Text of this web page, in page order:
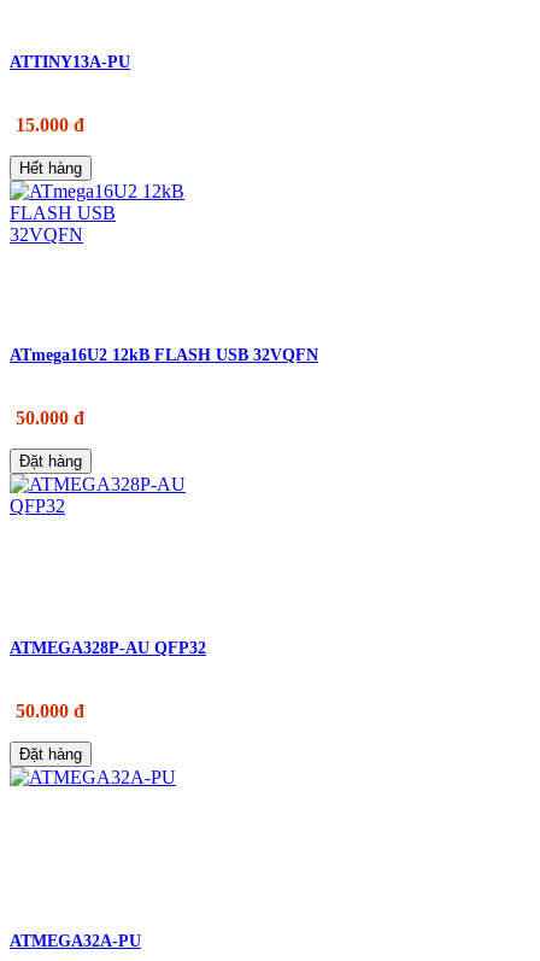
ATTINY13A-PU
15.000 đ
Hết hàng
ATmega16U2 12kB FLASH USB 32VQFN
50.000 đ
Đặt hàng
ATMEGA328P-AU QFP32
50.000 đ
Đặt hàng
ATMEGA32A-PU